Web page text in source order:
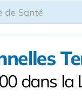
dans la